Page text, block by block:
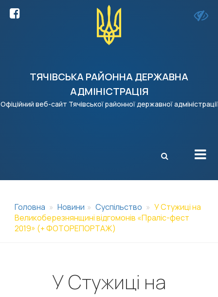
ТЯЧІВСЬКА РАЙОННА ДЕРЖАВНА
АДМІНІСТРАЦІЯ
Офіційний веб-сайт Тячівської районної державної адміністрації
X
Головна Новини Суспільство
У Стужиці на
Великоберезнянщині відгомонів «Праліс-фест
2019» (+ ФОТОРЕПОРТАЖ)
У Стужиці на